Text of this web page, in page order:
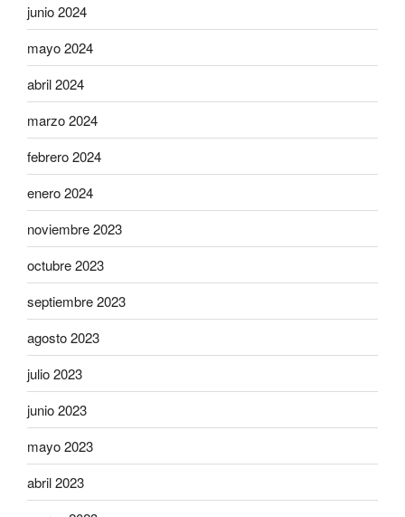
junio 2024
mayo 2024
abril 2024
marzo 2024
febrero 2024
enero 2024
noviembre 2023
octubre 2023
septiembre 2023
agosto 2023
julio 2023
junio 2023
mayo 2023
abril 2023